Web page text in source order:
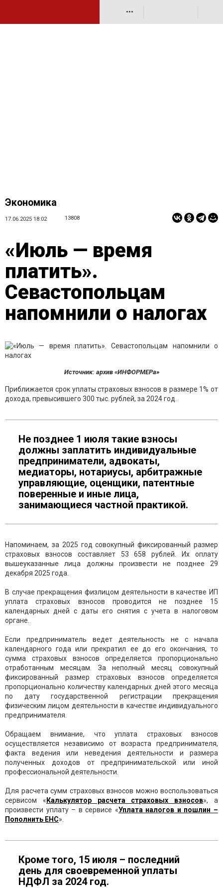
•••
Экономика
17.06.2025 18:02 13808
«Июль — время
платить».
Севастопольцам
напомнили о налогах
Источник: архив «ИНФОРМЕРа»
Приближается срок уплаты страховых взносов в размере 1% от
дохода, превысившего 300 тыс. рублей, за 2024 год.
Не позднее 1 июля такие взносы
должны заплатить индивидуальные
предприниматели, адвокаты,
медиаторы, нотариусы, арбитражные
управляющие, оценщики, патентные
поверенные и иные лица,
занимающиеся частной практикой.
Напоминаем, за 2025 год совокупный фиксированный размер
страховых взносов составляет 53 658 рублей. Их оплату
вышеуказанные лица должны произвести не позднее 29
декабря 2025 года.
В случае прекращения физлицом деятельности в качестве ИП
уплата страховых взносов проводится не позднее 15
календарных дней с даты его снятия с учета в налоговом
органе.
Если предприниматель ведет деятельность не с начала
календарного года или прекратил ее до его окончания, то
сумма страховых взносов определяется пропорционально
отработанным месяцам. За неполный месяц совокупный
фиксированный размер страховых взносов определяется
пропорционально количеству календарных дней этого месяца
по дату государственной регистрации прекращения
физическим лицом деятельности в качестве индивидуального
предпринимателя.
Обращаем внимание, что уплата страховых взносов
осуществляется независимо от возраста предпринимателя,
факта ведения или неведения деятельности и размера
полученных доходов от предпринимательской или иной
профессиональной деятельности.
Для расчета сумм страховых взносов можно воспользоваться
сервисом « Калькулятор расчета страховых взносов», а
произвести уплату – в сервисе «Уплата налогов и пошлин –
Пополнить ЕНС».
Кроме того, 15 июля – последний
день для своевременной уплаты
НДФЛ за 2024 год.